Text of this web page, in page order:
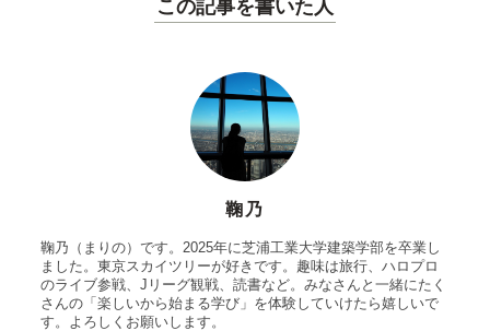
この記事を書いた人
鞠乃
鞠乃（まりの）です。2025年に芝浦工業大学建築学部を卒業し
ました。東京スカイツリーが好きです。趣味は旅行、ハロプロ
のライブ参戦、Jリーグ観戦、読書など。みなさんと一緒にたく
さんの「楽しいから始まる学び」を体験していけたら嬉しいで
す。よろしくお願いします。